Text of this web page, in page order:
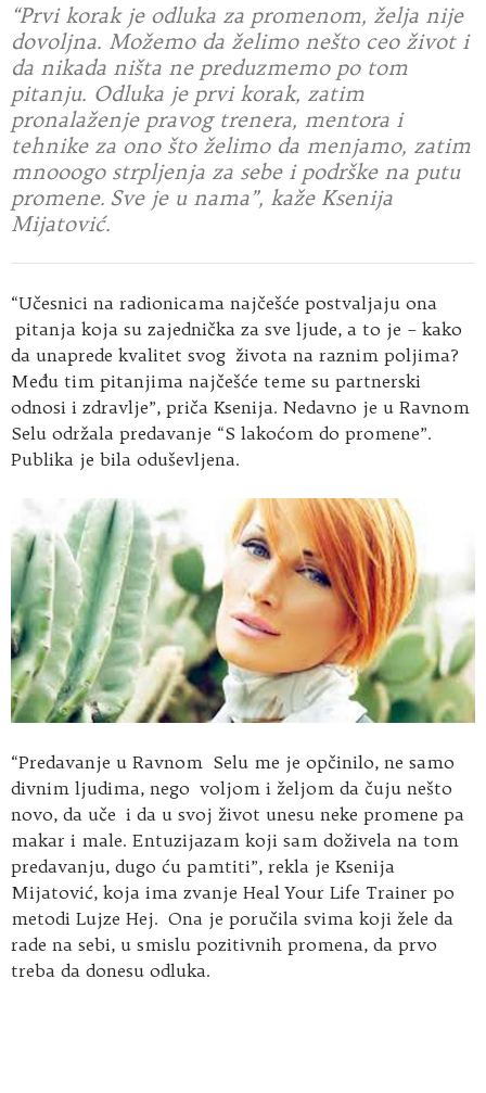
“Prvi korak je odluka za promenom, želja nije
dovoljna. Možemo da želimo nešto ceo život i
da nikada ništa ne preduzmemo po tom
pitanju. Odluka je prvi korak, zatim
pronalaženje pravog trenera, mentora i
tehnike za ono što želimo da menjamo, zatim
mnooogo strpljenja za sebe i podrške na putu
promene. Sve je u nama”, kaže Ksenija
Mijatović.
“Učesnici na radionicama najčešće postvaljaju ona
pitanja koja su zajednička za sve ljude, a to je – kako
da unaprede kvalitet svog života na raznim poljima?
Među tim pitanjima najčešće teme su partnerski
odnosi i zdravlje”, priča Ksenija. Nedavno je u Ravnom
Selu održala predavanje “S lakoćom do promene”.
Publika je bila oduševljena.
“Predavanje u Ravnom Selu me je opčinilo, ne samo
divnim ljudima, nego voljom i željom da čuju nešto
novo, da uče i da u svoj život unesu neke promene pa
makar i male. Entuzijazam koji sam doživela na tom
predavanju, dugo ću pamtiti”, rekla je Ksenija
Mijatović, koja ima zvanje Heal Your Life Trainer po
metodi Lujze Hej. Ona je poručila svima koji žele da
rade na sebi, u smislu pozitivnih promena, da prvo
treba da donesu odluka.